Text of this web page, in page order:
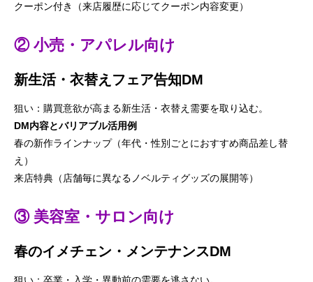
クーポン付き（来店履歴に応じてクーポン内容変更）
② 小売・アパレル向け
新生活・衣替えフェア告知DM
狙い：購買意欲が高まる新生活・衣替え需要を取り込む。
DM内容とバリアブル活用例
春の新作ラインナップ（年代・性別ごとにおすすめ商品差し替
え）
来店特典（店舗毎に異なるノベルティグッズの展開等）
③ 美容室・サロン向け
春のイメチェン・メンテナンスDM